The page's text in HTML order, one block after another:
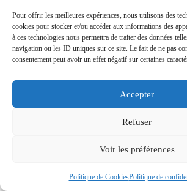
Pour offrir les meilleures expériences, nous utilisons des
cookies pour stocker et/ou accéder aux informations des
à ces technologies nous permettra de traiter des données
navigation ou les ID uniques sur ce site. Le fait de ne pas
consentement peut avoir un effet négatif sur certaines
Accepter
Refuser
Voir les préférences
Politique de CookiesPolitique de
Signature
Portfolio
+33 6 62 59 89 34
43 rue Raymond